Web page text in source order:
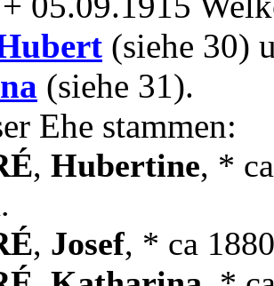
(siehe 30)
(siehe 31).
Ehe stammen:
, Hubertine, *
, Josef, * ca